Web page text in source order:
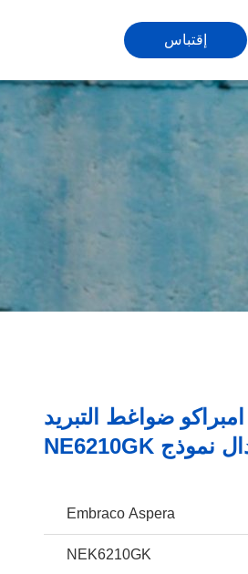
إقتباس
1 / 2HP R404Aa امبراكو ضواغط التبريد
Embraco Aspera
NEK6210GK